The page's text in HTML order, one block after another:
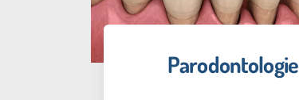
Parodontologie